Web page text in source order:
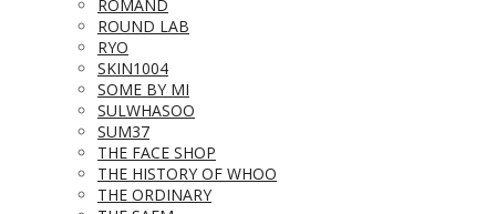
ROMAND
ROUND LAB
RYO
SKIN1004
SOME BY MI
SULWHASOO
SUM37
THE FACE SHOP
THE HISTORY OF WHOO
THE ORDINARY